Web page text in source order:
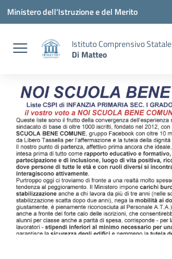
Vai ai contenuti
Vai al menu di navigazione
Vai al footer
Ministero dell'Istruzione e del Merito
Istituto Comprensivo Statale
Di Matteo